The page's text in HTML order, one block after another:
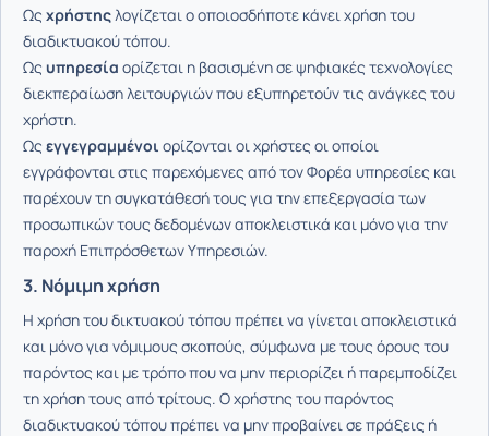
Ως χρήστηςλογίζεται ο οποιοσδήποτε κάνει χρήση του
διαδικτυακού τόπου.
Ως υπηρεσία ορίζεται η βασισμένη σε ψηφιακές τεχνολογίες
διεκπεραίωση λειτουργιών που εξυπηρετούν τις ανάγκες του
χρήστη.
Ως εγγεγραμμένοι ορίζονται οι χρήστες οι οποίοι
εγγράφονται στις παρεχόμενες από τον Φορέα υπηρεσίες και
παρέχουν τη συγκατάθεσή τους για την επεξεργασία των
προσωπικών τους δεδομένων αποκλειστικά και μόνο για την
παροχή Επιπρόσθετων Υπηρεσιών.
3. Νόμιμη χρήση
Η χρήση του δικτυακού τόπου πρέπει να γίνεται αποκλειστικά
και μόνο για νόμιμους σκοπούς, σύμφωνα με τους όρους του
παρόντος και με τρόπο που να μην περιορίζει ή παρεμποδίζει
τη χρήση τους από τρίτους. Ο χρήστης του παρόντος
διαδικτυακού τόπου πρέπει να μην προβαίνει σε πράξεις ή